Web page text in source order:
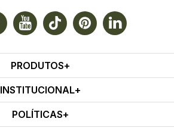
PRODUTOS
INSTITUCIONAL
POLÍTICAS